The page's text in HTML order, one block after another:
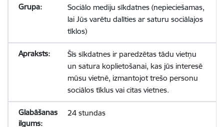
Sociālo mediju sīkdatnes (nepieciešamas,
lai Jūs varētu dalīties ar saturu sociālajos
tīklos)
Šīs sīkdatnes ir paredzētas tādu vietņu
un satura koplietošanai, kas jūs interesē
mūsu vietnē, izmantojot trešo personu
sociālos tīklus vai citas vietnes.
24 stundas